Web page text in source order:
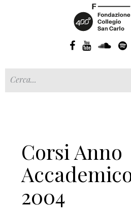
Corsi Anno
2004